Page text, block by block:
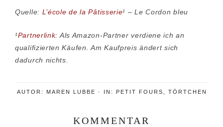
Quelle: L’école de la Pâtisserie¹ – Le Cordon bleu
¹Partnerlink: Als Amazon-Partner verdiene ich an
qualifizierten Käufen. Am Kaufpreis ändert sich
dadurch nichts.
AUTOR: MAREN LUBBE · IN: PETIT FOURS TÖRTCHEN
KOMMENTAR